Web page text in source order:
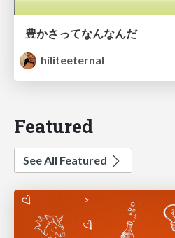
豊かさってなんなんだ
hiliteeternal
Featured
See All Featured